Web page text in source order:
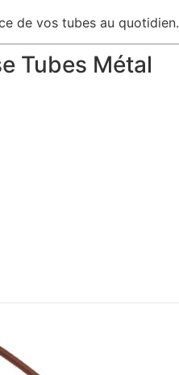
de vos tubes au quotidien.
Tubes Métal